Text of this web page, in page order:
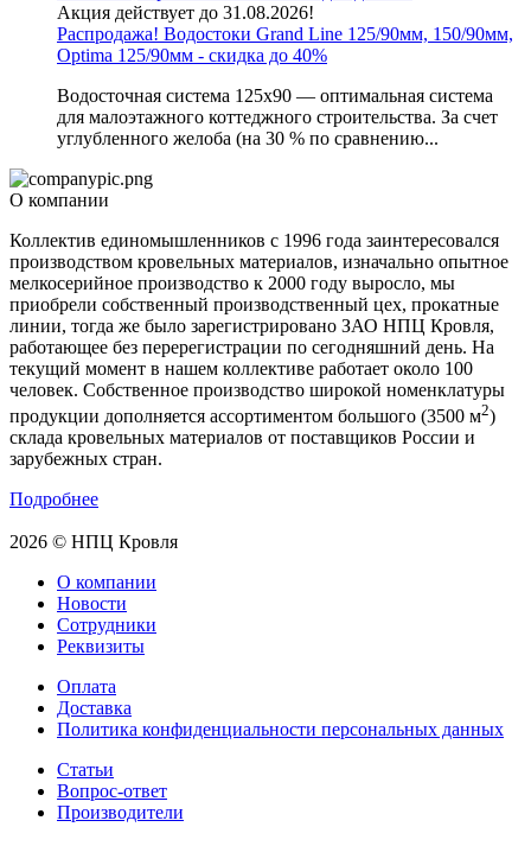
Акция действует до 31.08.2026!
Распродажа! Водостоки Grand Line 125/90мм, 150/90мм,
Optima 125/90мм - скидка до 40%
Водосточная система 125х90 — оптимальная система
для малоэтажного коттеджного строительства. За счет
углубленного желоба (на 30 % по сравнению...
О компании
Коллектив единомышленников с 1996 года заинтересовался
производством кровельных материалов, изначально опытное
мелкосерийное производство к 2000 году выросло, мы
приобрели собственный производственный цех, прокатные
линии, тогда же было зарегистрировано ЗАО НПЦ Кровля,
работающее без перерегистрации по сегодняшний день. На
текущий момент в нашем коллективе работает около 100
человек. Собственное производство широкой номенклатуры
продукции дополняется ассортиментом большого (3500 м2)
склада кровельных материалов от поставщиков России и
зарубежных стран.
Подробнее
2026 © НПЦ Кровля
О компании
Новости
Сотрудники
Реквизиты
Оплата
Доставка
Политика конфиденциальности персональных данных
Статьи
Вопрос-ответ
Производители